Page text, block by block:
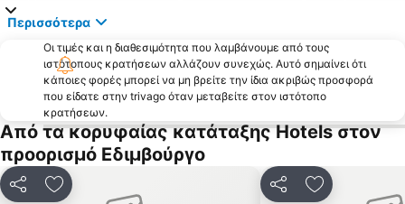
Περισσότερα
Οι τιμές και η διαθεσιμότητα που λαμβάνουμε από τους
ιστότοπους κρατήσεων αλλάζουν συνεχώς. Αυτό σημαίνει ότι
κάποιες φορές μπορεί να μη βρείτε την ίδια ακριβώς προσφορά
που είδατε στην trivago όταν μεταβείτε στον ιστότοπο
κρατήσεων.
Από τα κορυφαίας κατάταξης Hotels στον
προορισμό Εδιμβούργο
ΚοινοποίησηΠροσθήκη στα αγαπημένα ΚοινοποίησηΠροσθήκη